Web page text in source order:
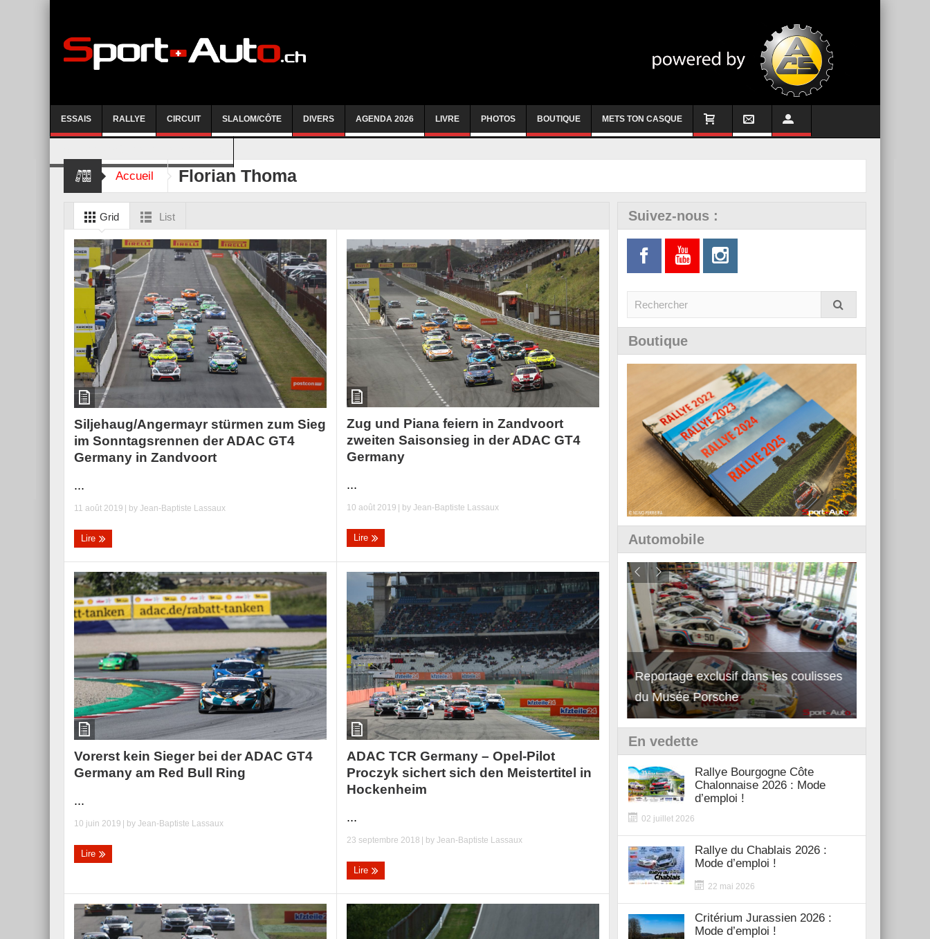
ESSAIS RALLYE CIRCUIT SLALOM/CÔTE DIVERS AGENDA 2026 LIVRE PHOTOS BOUTIQUE METS TON CASQUE
Accueil Florian Thoma
Grid List
Siljehaug/Angermayr stürmen zum Sieg
im Sonntagsrennen der ADAC GT4
Germany in Zandvoort
...
11 août 2019 | by Jean-Baptiste Lassaux
Lire
Zug und Piana feiern in Zandvoort
zweiten Saisonsieg in der ADAC GT4
Germany
...
10 août 2019 | byJean-Baptiste Lassaux
Lire
Vorerst kein Sieger bei der ADAC GT4
Germany am Red Bull Ring
...
10 juin 2019 | by Jean-Baptiste Lassaux
Lire
ADAC TCR Germany – Opel-Pilot
Proczyk sichert sich den Meistertitel in
Hockenheim
...
23 septembre 2018 | byJean-Baptiste Lassaux
Lire
Suivez-nous :
Boutique
Automobile
Essai – Morgan Supersport
Reportage exclusif dans les coulisses
du Musée Porsche
Découverte de la nouvelle Ferrari
12Cilindri Manuale
En vedette
Rallye Bourgogne Côte
Chalonnaise 2026 : Mode
d’emploi !
02 juillet 2026
Rallye du Chablais 2026 :
Mode d’emploi !
22 mai 2026
Critérium Jurassien 2026 :
Mode d’emploi !